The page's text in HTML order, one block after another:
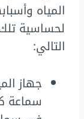
المياه
لحساسية
التالي:
جهاز
سماعة